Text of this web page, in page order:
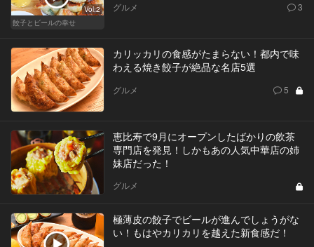
Vol.2
餃子とビールの幸せ
グルメ 3
カリッカリの食感がたまらない！都内で味
わえる焼き餃子が絶品な名店5選
グルメ 5
恵比寿で9月にオープンしたばかりの飲茶
専門店を発見！しかもあの人気中華店の姉
妹店だった！
グルメ
極薄皮の餃子でビールが進んでしょうがな
い！もはやカリカリを越えた新食感だ！